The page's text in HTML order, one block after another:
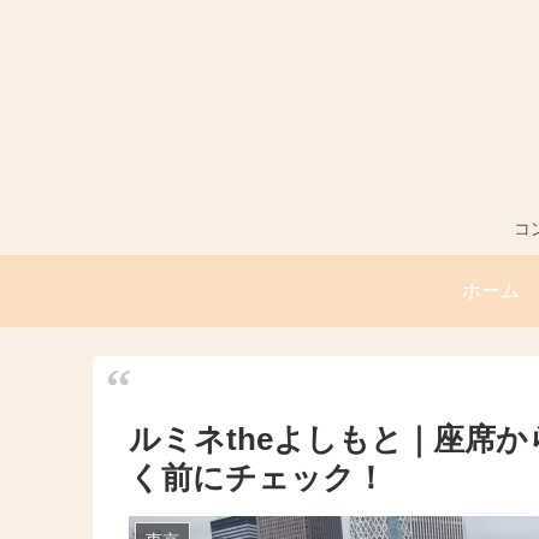
コ
ホーム
ルミネtheよしもと｜座席
く前にチェック！